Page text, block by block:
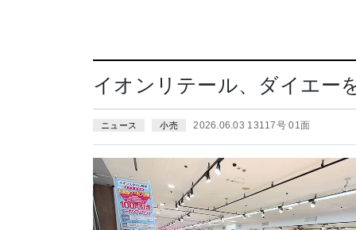
イオンリテール、ダイエー
ニュース 小売 2026.06.03 13117号 01面